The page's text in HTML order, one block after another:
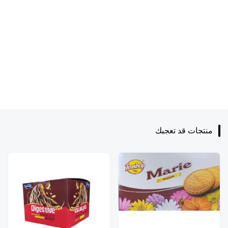
منتجات قد تعجبك